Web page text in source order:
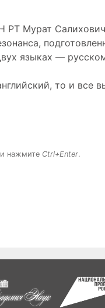
Мурат
языках —
то и все
нажмите Ctrl+Enter.